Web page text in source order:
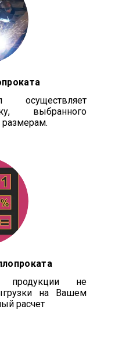
осуществляет
выбранного
продукции не
на Вашем
расчет